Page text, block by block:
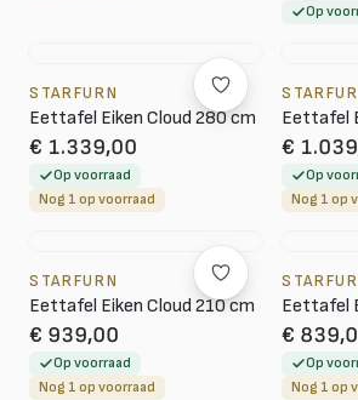
Op
STARFURN
Eettafel Eiken Cloud 280 cm
€ 1.339,00
Op voorraad
Nog 1 op voorraad
Eettafel
€
Op
Nog 1 op
STARFURN
Eettafel Eiken Cloud 210 cm
€ 939,00
Op voorraad
Nog 1 op voorraad
Eettafel
€
Op
Nog 1 op